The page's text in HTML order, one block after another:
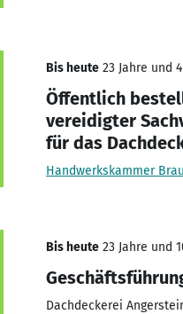
Bis heute 23 Jahre und
Öffentlich
vereidigter
für das
Handwerkskammer
Bis heute 23 Jahre und
Dachdeckerei